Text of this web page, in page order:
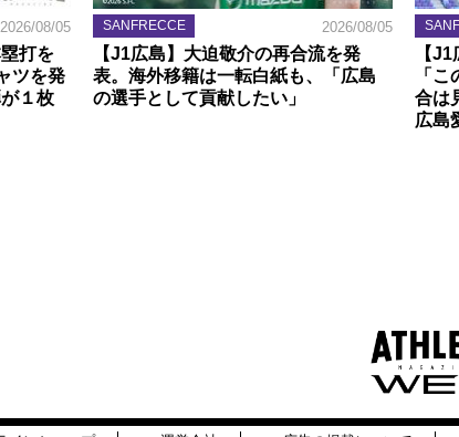
2026/08/05
打を
ツを発
１枚
SANFRECCE 2026/08/05
【J1広島】大迫敬介の再合流を発
表。海外移籍は一転白紙も、「広島
の選手として貢献したい」
【
「
合は
広島